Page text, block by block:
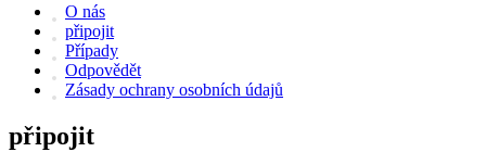
O nás
připojit
Případy
Odpovědět
Zásady ochrany osobních údajů
připojit